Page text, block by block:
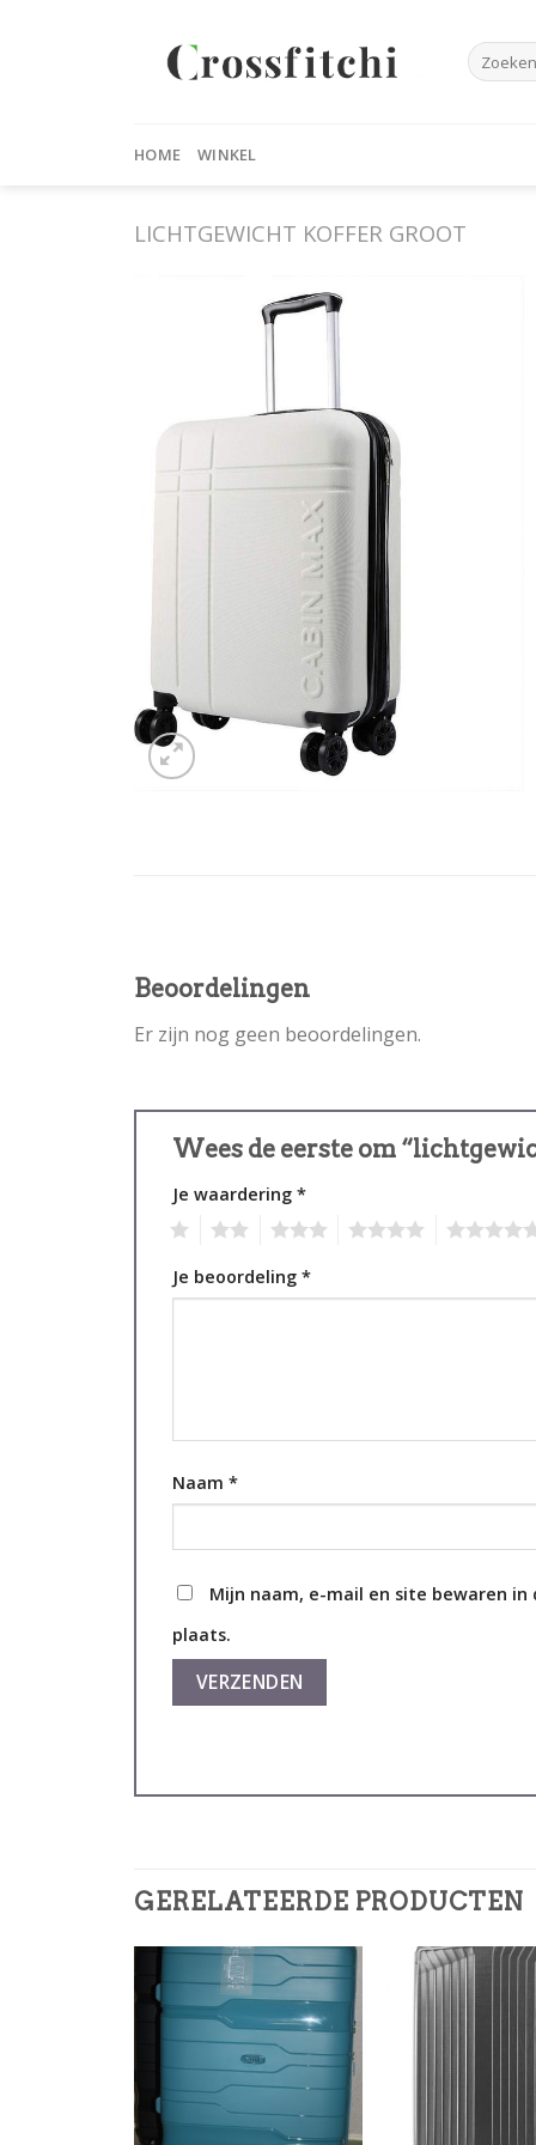
Zoeken
naar:
HOME WINKEL
LICHTGEWICHT KOFFER GROOT
Beoordelingen
Er zijn nog geen beoordelingen.
Wees de eerste om
Je waardering *
Je beoordeling *
Naam *
Mijn naam, e-mail en site bewaren
plaats.
GERELATEERDE PRODUCTEN